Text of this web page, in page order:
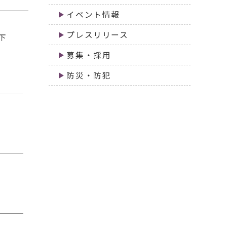
イベント情報
プレスリリース
募集・採用
防災・防犯